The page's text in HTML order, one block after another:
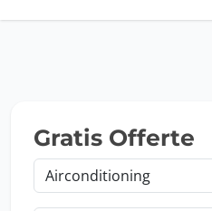
Gratis Offerte